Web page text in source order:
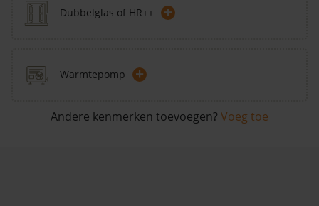
Dubbelglas of HR++ +
Warmtepomp +
Andere kenmerken toevoegen? Voeg toe